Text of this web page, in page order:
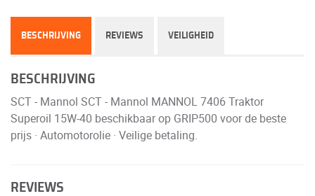
BESCHRIJVING REVIEWS VEILIGHEID
BESCHRIJVING
SCT - Mannol SCT - Mannol MANNOL 7406 Traktor
Superoil 15W-40 beschikbaar op GRIP500 voor de beste
prijs · Automotorolie · Veilige betaling.
REVIEWS